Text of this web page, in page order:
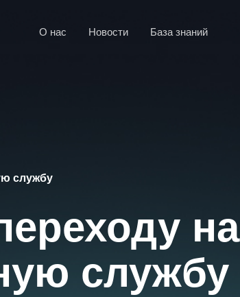
О нас Новости База знаний
службу
на
службу